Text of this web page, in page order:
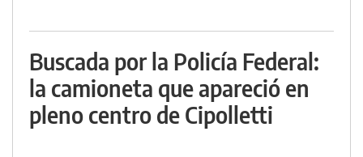
Buscada por la Policía Federal:
la camioneta que apareció en
pleno centro de Cipolletti